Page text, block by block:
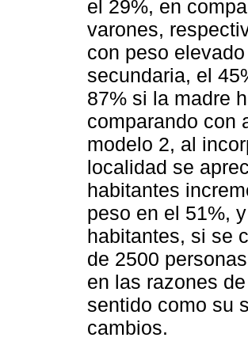
el 29%, en
varones,
con peso
secundaria, el
87% si la madre
comparando con
modelo 2, al
localidad se
habitantes
peso en el 51%,
habitantes, si se
de 2500
en las razones
sentido como su
cambios.